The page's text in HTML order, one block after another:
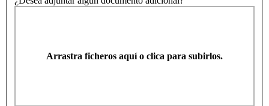
Arrastra ficheros aquí o clica para subirlos.